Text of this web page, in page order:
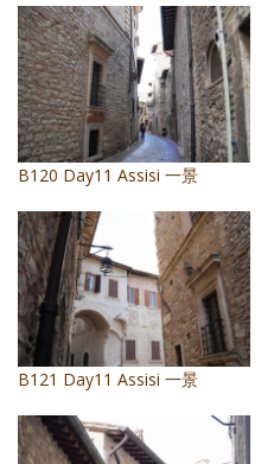
B120 Day11 Assisi 一景
B121 Day11 Assisi 一景